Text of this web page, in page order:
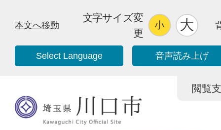
本文へ移動
文字サイズ変
更
Select Language 音声読み上げ
閲覧